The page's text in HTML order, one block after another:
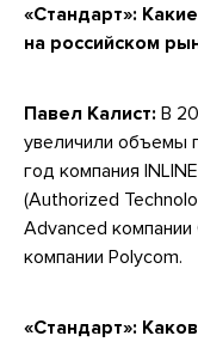
«Стандарт»:
на российском
Павел Калист: В
увеличили объемы
год компания
(Authorized
Advanced компании
компании Polycom.
«Стандарт»: